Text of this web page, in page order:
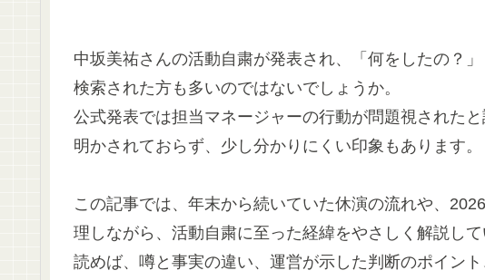
中坂美祐さんの活動自粛が発表され、「何をしたの？
検索された方も多いのではないでしょうか。
公式発表では担当マネージャーの行動が問題視された
明かされておらず、少し分かりにくい印象もあります。
この記事では、年末から続いていた休演の流れや、
理しながら、活動自粛に至った経緯をやさしく解説して
読めば、噂と事実の違い、運営が示した判断のポイン